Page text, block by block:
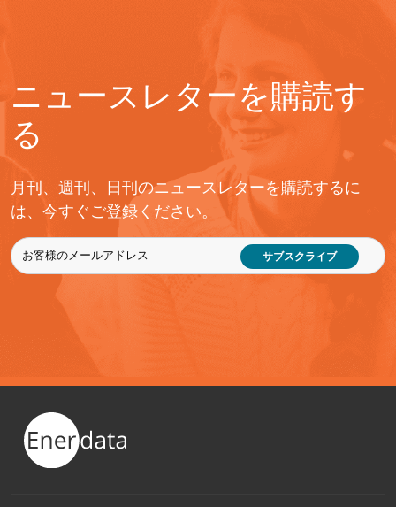
ニュースレターを購読す
る
月刊、週刊、日刊のニュースレターを購読するに
は、今すぐご登録ください。
サブスクライブ